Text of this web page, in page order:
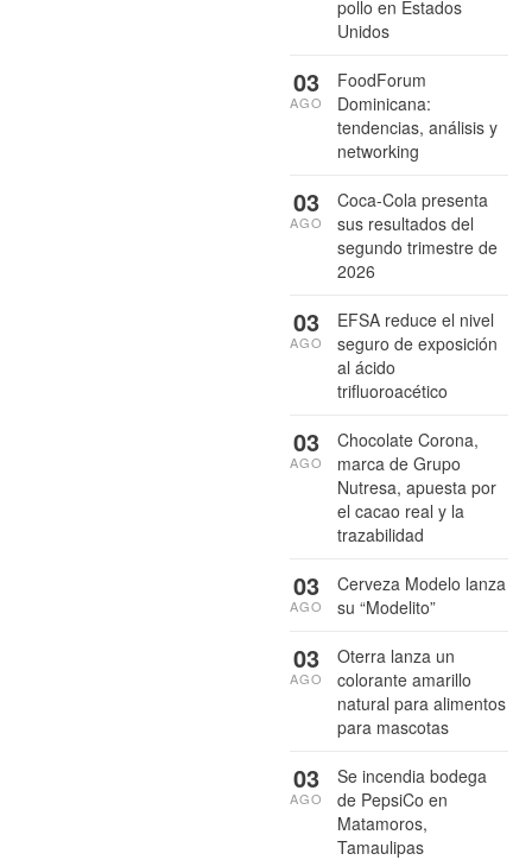
pollo en Estados
Unidos
FoodForum
Dominicana:
tendencias, análisis y
networking
03
AGO
Coca-Cola presenta
sus resultados del
segundo trimestre de
2026
03
AGO
EFSA reduce el nivel
seguro de exposición
al ácido
trifluoroacético
03
AGO
Chocolate Corona,
marca de Grupo
Nutresa, apuesta por
el cacao real y la
trazabilidad
03
AGO
Cerveza Modelo lanza
su “Modelito”
03
AGO
Oterra lanza un
colorante amarillo
natural para alimentos
para mascotas
03
AGO
Se incendia bodega
de PepsiCo en
Matamoros,
Tamaulipas
03
AGO